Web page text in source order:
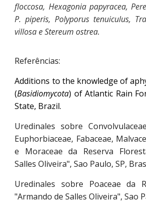
floccosa, Hexagonia papyracea,
P. piperis, Polyporus tenuiculus,
villosa e Stereum ostrea.
Referências:
Additions to the knowledge of
(Basidiomycota) of Atlantic Rain
State, Brazil.
Uredinales sobre
Euphorbiaceae, Fabaceae,
e Moraceae da Reserva
Salles Oliveira", Sao Paulo, SP,
Uredinales sobre Poaceae da
"Armando de Salles Oliveira", Sao